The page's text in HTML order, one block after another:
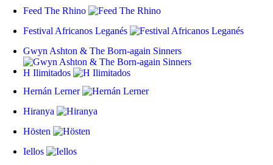
Feed The Rhino
Festival Africanos Leganés
Gwyn Ashton & The Born-again Sinners
H Ilimitados
Hernán Lerner
Hiranya
Hösten
Iellos